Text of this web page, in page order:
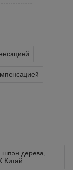
дерева,
Китай